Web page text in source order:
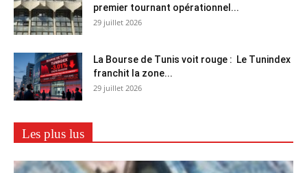
premier tournant opérationnel...
29 juillet 2026
La Bourse de Tunis voit rouge : Le Tunindex
franchit la zone...
29 juillet 2026
Les plus lus